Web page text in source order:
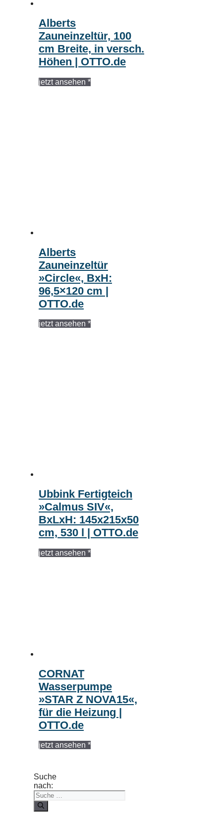
Alberts
Zauneinzeltür, 100
cm Breite, in versch.
Höhen | OTTO.de
jetzt ansehen *
Alberts
Zauneinzeltür
»Circle«, BxH:
96,5×120 cm |
OTTO.de
jetzt ansehen *
Ubbink Fertigteich
»Calmus SIV«,
BxLxH: 145x215x50
cm, 530 l | OTTO.de
jetzt ansehen *
CORNAT
Wasserpumpe
»STAR Z NOVA15«,
für die Heizung |
OTTO.de
jetzt ansehen *
Suche
nach: